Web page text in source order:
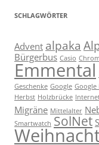
SCHLAGWÖRTER
Advent alpaka
Bürgerbus Casio
Emmental
Geschenke Google Google
Herbst Holzbrücke
Migräne Mittelalter
Smartwatch SolNet